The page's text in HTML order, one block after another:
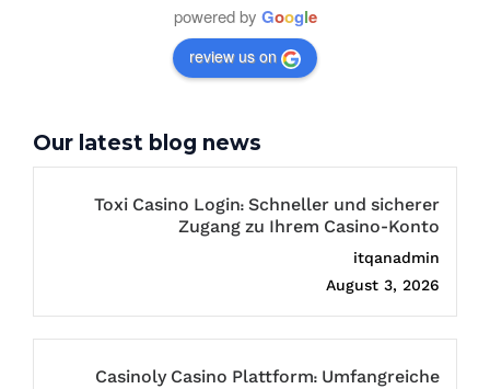
powered by Google
review us on
Our latest blog news
Toxi Casino Login: Schneller und sicherer
Zugang zu Ihrem Casino-Konto
itqanadmin
August 3, 2026
Casinoly Casino Plattform: Umfangreiche